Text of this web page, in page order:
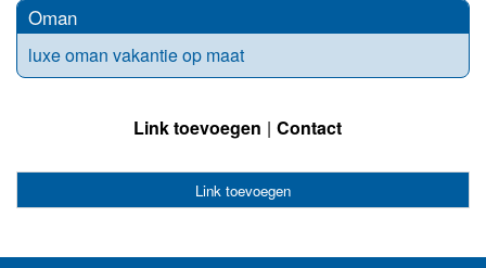
Oman
luxe oman vakantie op maat
Link toevoegen Contact
Link toevoegen